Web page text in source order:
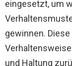
eingesetzt, um
gewinnen.
und Haltung